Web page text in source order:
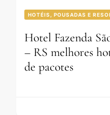
HOTÉIS, POUSADAS E
Hotel Fazenda
– RS melhores
de pacotes